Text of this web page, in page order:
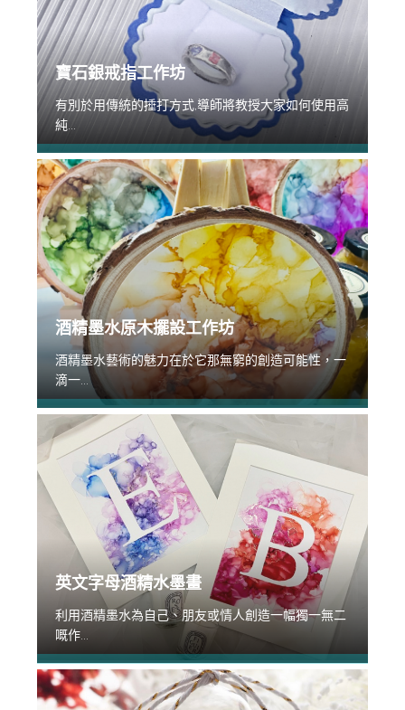
寶石銀戒指工作坊
有別於用傳統的捶打方式,導師將教授大家如何使用高
純...
酒精墨水原木擺設工作坊
酒精墨水藝術的魅力在於它那無窮的創造可能性，一
滴一...
英文字母酒精水墨畫
利用酒精墨水為自己、朋友或情人創造一幅獨一無二
嘅作...